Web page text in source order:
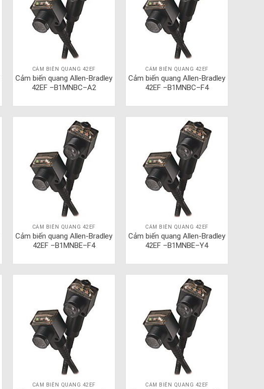
CẢM BIẾN QUANG 42EF
Cảm biến quang Allen-Bradley
42EF –B1MNBC–A2
CẢM BIẾN QUANG 42EF
Cảm biến quang Allen-Bradley
42EF –B1MNBC–F4
CẢM BIẾN QUANG 42EF
Cảm biến quang Allen-Bradley
42EF –B1MNBE–F4
CẢM BIẾN QUANG 42EF
Cảm biến quang Allen-Bradley
42EF –B1MNBE–Y4
CẢM BIẾN QUANG 42EF CẢM BIẾN QUANG 42EF